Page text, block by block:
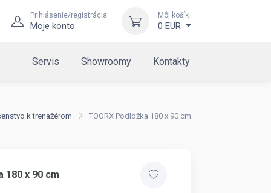
Prihlásenie/registrácia
Moje konto
Môj košík
0 EUR
Servis Showroomy Kontakty
k trenažérom TOORX Podložka 180 x 90 cm
180 x 90 cm